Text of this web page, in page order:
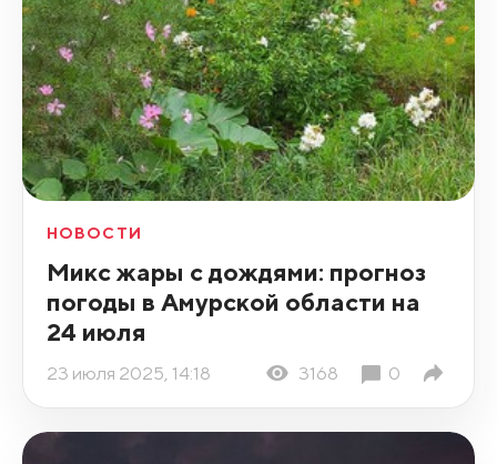
НОВОСТИ
Микс жары с дождями: прогноз
погоды в Амурской области на
24 июля
23 июля 2025, 14:18 3168 0